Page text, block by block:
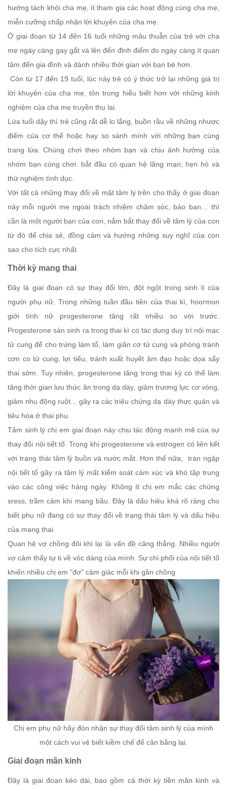
hướng tách khỏi cha mẹ, ít tham gia các hoạt động cùng cha mẹ,
miễn cưỡng chấp nhận lời khuyên của cha mẹ.
Ở giai đoạn từ 14 đến 16 tuổi những mâu thuẫn của trẻ với cha
mẹ ngày càng gay gắt và lên đến đỉnh điểm do ngày càng ít quan
tâm đến gia đình và dành nhiều thời gian với bạn bè hơn.
Còn từ 17 đến 19 tuổi, lúc này trẻ có ý thức trở lại những giá trị
lời khuyên của cha mẹ, tôn trọng hiểu biết hơn với những kinh
nghiệm của cha mẹ truyền thụ lại.
Lứa tuổi dậy thì trẻ cũng rẩt dễ lo lắng, buồn rầu về những nhược
điểm của cơ thể hoặc hay so sánh mình với những bạn cùng
trang lứa. Chúng chơi theo nhóm bạn và chịu ảnh hưởng của
nhóm bạn cùng chơi. bắt đầu có quan hệ lãng mạn, hẹn hò và
thử nghiệm tình dục.
Với tất cả những thay đổi về mặt tâm lý trên cho thấy ở giai đoạn
này mỗi người mẹ ngoài trách nhiệm chăm sóc, bảo ban… thì
cần là một người bạn của con, nắm bắt thay đổi về tâm lý của con
từ đó để chia sẻ, đồng cảm và hướng những suy nghĩ của con
sao cho tích cực nhất.
Thời kỳ mang thai
Đây là giai đoạn có sự thay đổi lớn, đột ngột trong sinh lí của
người phụ nữ. Trong những tuần đầu tiên của thai kì, hoormon
giới tính nữ progesterone tăng rất nhiều so với trước.
Progesterone sản sinh ra trong thai kì có tác dụng duy trì nội mạc
tử cung để cho trứng làm tổ, làm giãn cơ tử cung và phòng tránh
cơn co tử cung, lợi tiểu, tránh xuất huyết âm đạo hoặc dọa sẩy
thai sớm. Tuy nhiên, progesterone tăng trong thai kỳ có thể làm
tăng thời gian lưu thức ăn trong dạ dày, giảm trương lực cơ vòng,
giảm nhu động ruột... gây ra các triệu chứng dạ dày thực quản và
tiêu hóa ở thai phụ.
Tâm sinh lý chị em giai đoạn này chịu tác động mạnh mẽ của sự
thay đổi nội tiết tố. Trong khi progesterone và estrogen có liên kết
với trạng thái tâm lý buồn và nước mắt. Hơn thế nữa, tràn ngập
nội tiết tố gây ra tâm lý mất kiểm soát cảm xúc và khó tập trung
vào các công việc hàng ngày. Không ít chị em mắc các chứng
sress, trầm cảm khi mang bầu. Đây là dấu hiệu khá rõ ràng cho
biết phụ nữ đang có sự thay đổi về trạng thái tâm lý và dấu hiệu
của mang thai.
Quan hệ vợ chồng đôi khi lại là vấn đề căng thẳng. Nhiều người
vợ cảm thấy tự ti về vóc dáng của mình. Sự chi phối của nội tiết tố
khiến nhiều chị em "đơ" cảm giác mỗi khi gần chồng
Chị em phụ nữ hãy đón nhận sự thay đổi tâm sinh lý của mình
một cách vui vẻ biết kiềm chế để cân bằng lại.
Giai đoạn mãn kinh
Đây là giai đoạn kéo dài, bao gồm cả thời kỳ tiền mãn kinh và